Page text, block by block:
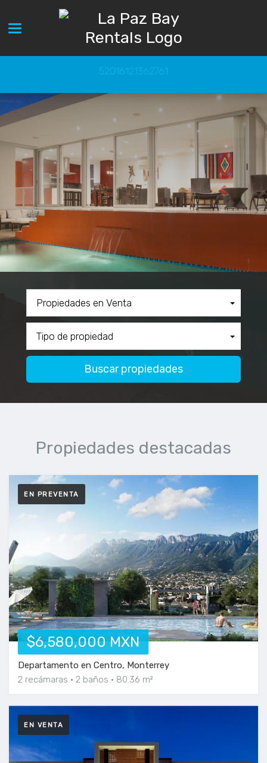
Toggle navigation
52016121362761
Propiedades destacadas
EN PREVENTA
$6,580,000 MXN
Departamento en Centro, Monterrey
2 recámaras
2 baños 80.36 m²
EN VENTA